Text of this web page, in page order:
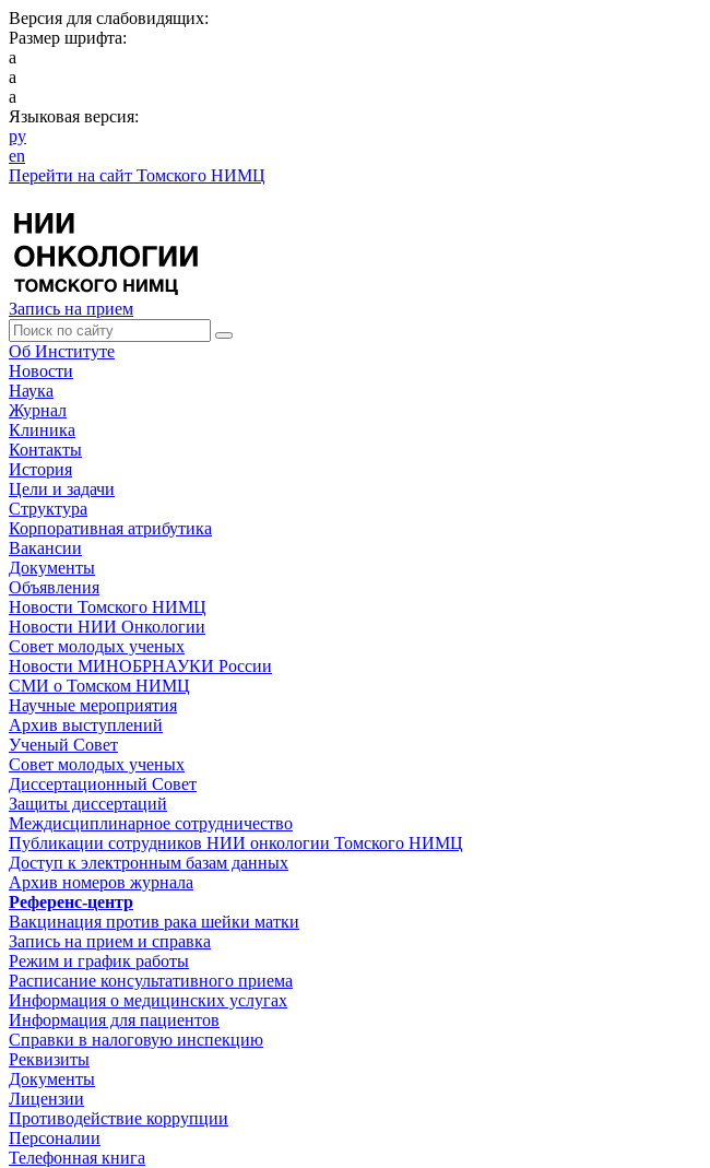
Версия для слабовидящих:
Размер шрифта:
a
a
a
Языковая версия:
ру
en
Перейти на сайт Томского НИМЦ
Запись на прием
Об Институте
Новости
Наука
Журнал
Клиника
Контакты
История
Цели и задачи
Структура
Корпоративная атрибутика
Вакансии
Документы
Объявления
Новости Томского НИМЦ
Новости НИИ Онкологии
Совет молодых ученых
Новости МИНОБРНАУКИ России
СМИ о Томском НИМЦ
Научные мероприятия
Архив выступлений
Ученый Совет
Совет молодых ученых
Диссертационный Совет
Защиты диссертаций
Междисциплинарное сотрудничество
Публикации сотрудников НИИ онкологии Томского НИМЦ
Доступ к электронным базам данных
Архив номеров журнала
Референс-центр
Вакцинация против рака шейки матки
Запись на прием и справка
Режим и график работы
Расписание консультативного приема
Информация о медицинских услугах
Информация для пациентов
Справки в налоговую инспекцию
Реквизиты
Документы
Лицензии
Противодействие коррупции
Персоналии
Телефонная книга